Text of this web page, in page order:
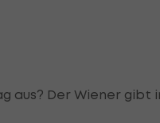
aus? Der Wiener gibt